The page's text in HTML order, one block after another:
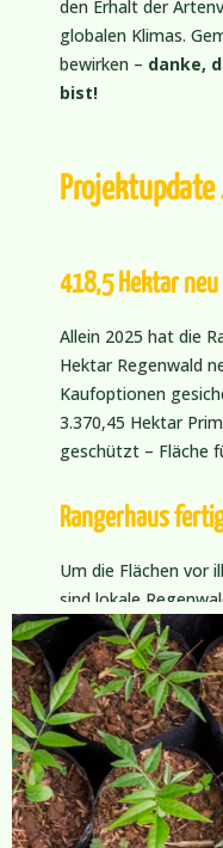
den Erhalt der
globalen Klimas.
bewirken – danke,
bist!
418,5 Hektar
Allein 2025 hat die
Hektar Regenwald
Kaufoptionen
3.370,45 Hektar
geschützt – Fläche
Rangerhaus
Um die Flächen vor
sind lokale
beiden
liegen, wurde 2025
fertiggestellt – ein
Menschen, die den
die lokale
begeistern.
20.000 Setzlinge